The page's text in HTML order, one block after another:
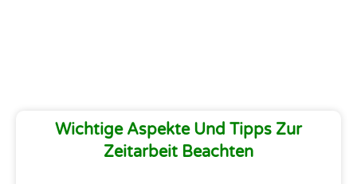
Wichtige Aspekte Und Tipps Zur
Zeitarbeit Beachten